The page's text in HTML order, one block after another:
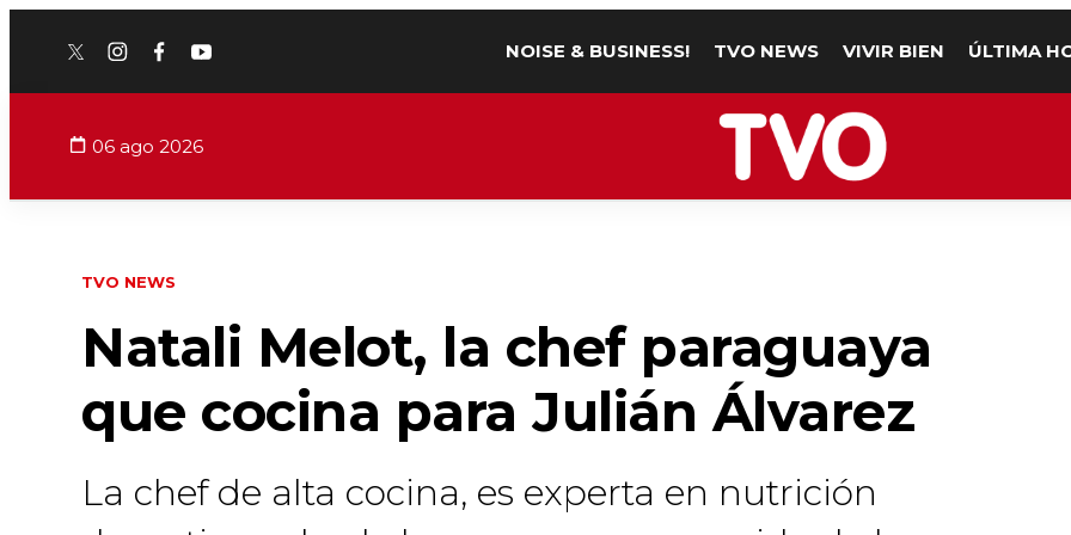
twitterinstagram
facebook
youtube NOISE & BUSINESS! TVO NEWS VIVIR BIEN ÚLTIMA
06 ago 2026
TVO NEWS
Natali Melot, la chef paraguaya
que cocina para Julián Álvarez
La chef de alta cocina, es experta en nutrición